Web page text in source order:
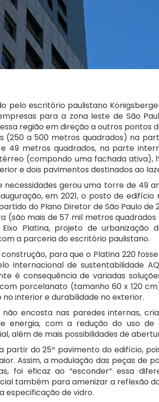
pelo escritório paulistano
para a zona leste de São
região em direção a outros pontos
(250 a 500 metros quadrados) na
49 metros quadrados, na parte
(compondo uma fachada ativa),
e dois pavimentos destinados ao
necessidades gerou uma torre de 49
em 2021, o posto de
do Plano Diretor de São Paulo de
(são mais de 57 mil metros
Platina, projeto de urbanização
a parceria do escritório paulistano.
para que o Platina 220
internacional de sustentabilidade
é consequência de variadas
porcelanato (tamanho 60 x 120
interior e durabilidade no exterior.
encosta nas paredes internas,
energia, com a redução do uso de
além de mais possibilidades de
partir do 25º pavimento do edifício,
Assim, a modulação das peças de
foi eficaz ao “esconder” essa
também para amenizar a reflexão
especificação de vidro.